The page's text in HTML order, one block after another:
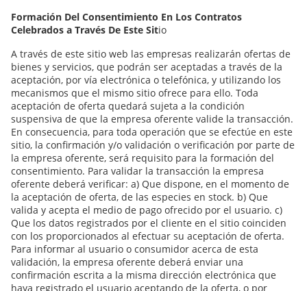
Formación Del Consentimiento En Los Contratos
Celebrados a Través De Este Sitio
A través de este sitio web las empresas realizarán ofertas de
bienes y servicios, que podrán ser aceptadas a través de la
aceptación, por vía electrónica o telefónica, y utilizando los
mecanismos que el mismo sitio ofrece para ello. Toda
aceptación de oferta quedará sujeta a la condición
suspensiva de que la empresa oferente valide la transacción.
En consecuencia, para toda operación que se efectúe en este
sitio, la confirmación y/o validación o verificación por parte de
la empresa oferente, será requisito para la formación del
consentimiento. Para validar la transacción la empresa
oferente deberá verificar: a) Que dispone, en el momento de
la aceptación de oferta, de las especies en stock. b) Que
valida y acepta el medio de pago ofrecido por el usuario. c)
Que los datos registrados por el cliente en el sitio coinciden
con los proporcionados al efectuar su aceptación de oferta.
Para informar al usuario o consumidor acerca de esta
validación, la empresa oferente deberá enviar una
confirmación escrita a la misma dirección electrónica que
haya registrado el usuario aceptando de la oferta, o por